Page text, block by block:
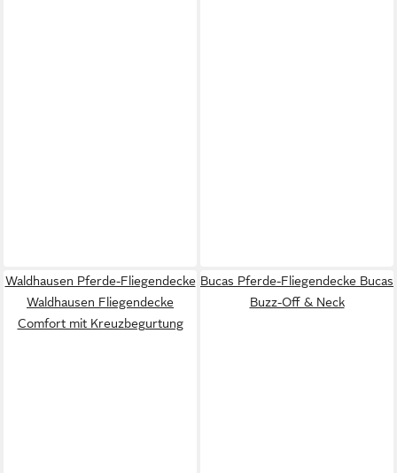
Waldhausen Pferde-Fliegendecke
Waldhausen Fliegendecke
Comfort mit Kreuzbegurtung
Bucas Pferde-Fliegendecke Bucas
Buzz-Off & Neck